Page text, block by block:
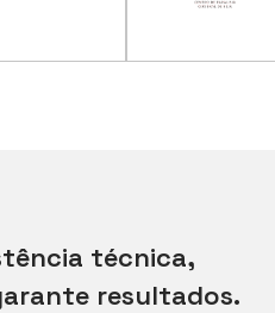
técnica,
resultados.